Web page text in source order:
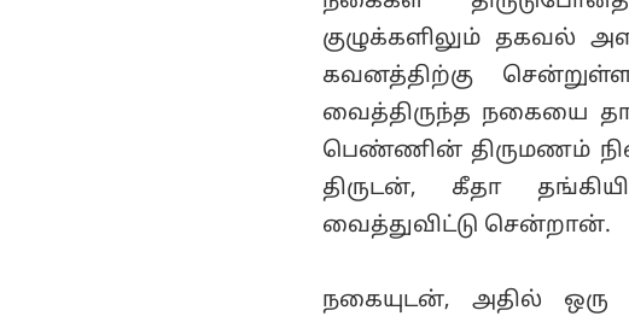
குழுக்களிலும் தகவல்
கவனத்திற்கு
வைத்திருந்த நகையை
பெண்ணின் திருமணம்
திருடன், கீதா
வைத்துவிட்டு சென்றான்.
நகையுடன், அதில் ஒரு